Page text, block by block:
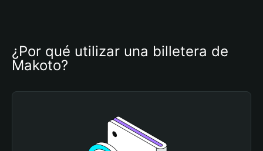
¿Por qué utilizar una billetera de
Makoto?